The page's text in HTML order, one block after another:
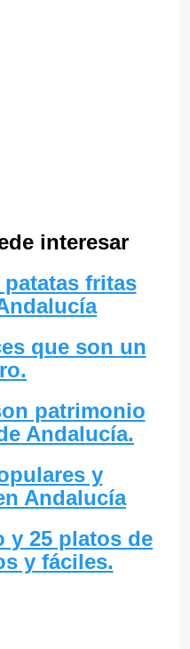
interesar
patatas fritas
que son un
patrimonio
Andalucía.
y
Andalucía
y 25 platos de
y fáciles.